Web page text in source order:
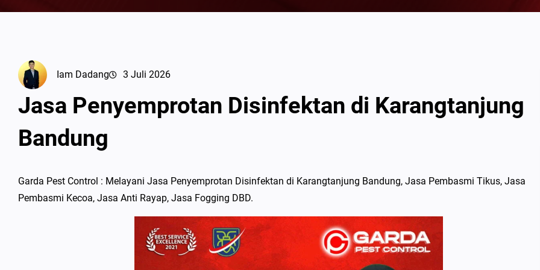
Iam Dadang 3 Juli 2026
Jasa Penyemprotan Disinfektan di Karangtanjung
Bandung
Garda Pest Control : Melayani Jasa Penyemprotan Disinfektan di Karangtanjung Bandung, Jasa Pembasmi Tikus, Jasa
Pembasmi Kecoa, Jasa Anti Rayap, Jasa Fogging DBD.